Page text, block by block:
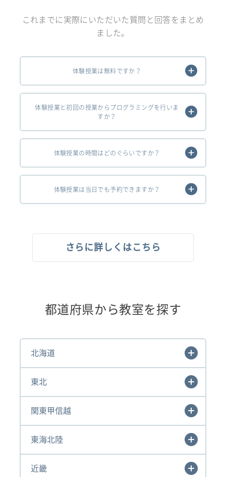
これまでに実際にいただいた質問と回答をまとめ
ました。
体験授業は無料ですか？
体験授業と初回の授業からプログラミングを行いま
すか？
体験授業の時間はどのぐらいですか？
体験授業は当日でも予約できますか？
さらに詳しくはこちら
都道府県から教室を探す
北海道
東北
関東甲信越
東海北陸
近畿